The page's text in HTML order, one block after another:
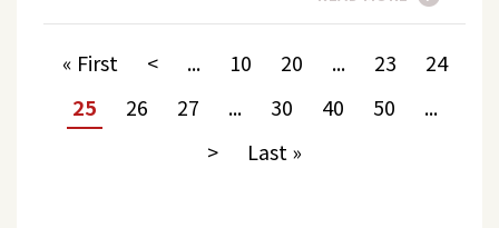
« First < ... 10 20 ... 23
24
25
26 27 ... 30 40 50
...
>
Last »